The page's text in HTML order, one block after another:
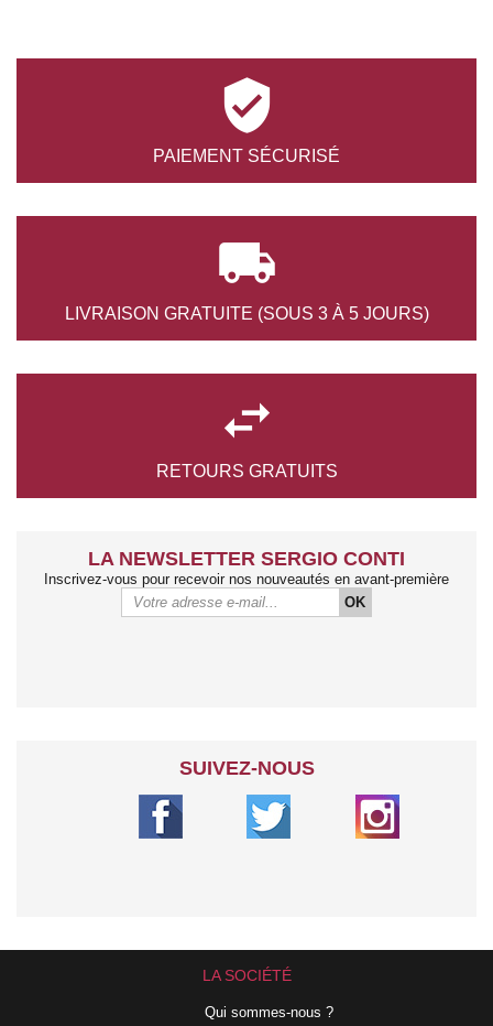

PAIEMENT SÉCURISÉ

LIVRAISON GRATUITE (SOUS 3 À 5 JOURS)

RETOURS GRATUITS
LA NEWSLETTER SERGIO CONTI
Inscrivez-vous pour recevoir nos nouveautés en avant-première
OK
SUIVEZ-NOUS
LA SOCIÉTÉ
Qui sommes-nous ?